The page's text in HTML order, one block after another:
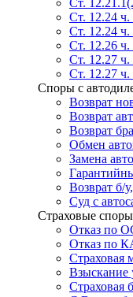
Ст.
Ст. 12.24
Ст. 12.24
Ст. 12.26 ч.
Ст. 12.27
Ст. 12.27
Споры с
Возврат
Возврат
Возврат
Обмен
Замена
Возврат б/
Суд с
Страховые споры
Отказ по
Отказ по
Страховая
Взыскание
Страховая